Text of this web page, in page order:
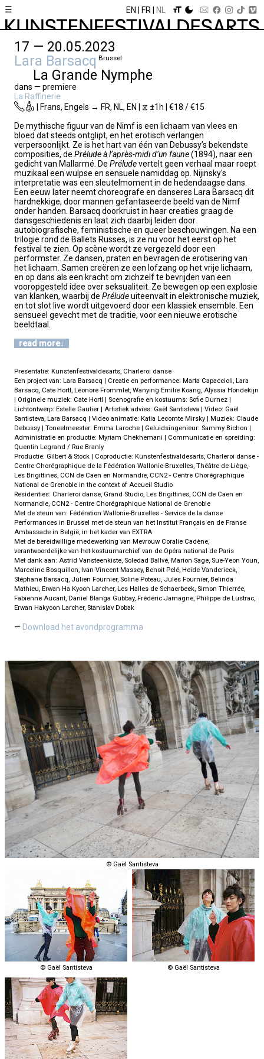
☰ EN FR NL
17 — 20.05.2023
Lara Barsacq Brussel
La Grande Nymphe
dans — premiere
La Raffinerie
| Frans, Engels → FR, NL, EN | ⧖ ±1h | €18 / €15
De mythische figuur van de Nimf is een lichaam van vlees en
bloed dat steeds ontglipt, en het erotisch verlangen
verpersoonlijkt. Ze is het hart van één van Debussy’s bekendste
composities, de Prélude à l’après-midi d’un faune(1894), naar een
gedicht van Mallarmé. De Préludevertelt geen verhaal maar roept
muzikaal een wulpse en sensuele namiddag op. Nijinsky's
interpretatie was een sleutelmoment in de hedendaagse dans.
Een eeuw later neemt choreografe en danseres Lara Barsacq dit
hardnekkige, door mannen gefantaseerde beeld van de Nimf
onder handen. Barsacq doorkruist in haar creaties graag de
dansgeschiedenis en laat zich daarbij leiden door
autobiografische, feministische en queer beschouwingen. Na een
trilogie rond de Ballets Russes, is ze nu voor het eerst op het
festival te zien. Op scène wordt ze vergezeld door een
performster. Ze dansen, praten en bevragen de erotisering van
het lichaam. Samen creëren ze een lofzang op het vrije lichaam,
en op dans als een kracht om zichzelf te bevrijden van een
vooropgesteld idee over seksualiteit. Ze bewegen op een explosie
van klanken, waarbij de Préludeuiteenvalt in elektronische muziek,
en tot slot live wordt uitgevoerd door een klassiek ensemble. Een
sensueel gevecht met de traditie, voor een nieuwe erotische
beeldtaal.
read more
Presentatie: Kunstenfestivaldesarts, Charleroi danse
Een project van: Lara Barsacq | Creatie en performance: Marta Capaccioli, Lara
Barsacq, Cate Hortl, Léonore Frommlet, Wanying Emilie Koang, Alyssia Hondekijn
| Originele muziek: Cate Hortl | Scenografie en kostuums: Sofie Durnez |
Lichtontwerp: Estelle Gautier | Artistiek advies: Gaël Santisteva | Video: Gaël
Santisteva, Lara Barsacq | Video animatie: Katia Lecomte Mirsky | Muziek: Claude
Debussy | Toneelmeester: Emma Laroche | Geluidsingenieur: Sammy Bichon |
Administratie en productie: Myriam Chekhemani | Communicatie en spreiding:
Quentin Legrand / Rue Branly
Productie: Gilbert & Stock | Coproductie: Kunstenfestivaldesarts, Charleroi danse -
Centre Chorégraphique de la Fédération Wallonie-Bruxelles, Théâtre de Liège,
Les Brigittines, CCN de Caen en Normandie, CCN2 - Centre Chorégraphique
National de Grenoble in the context of Accueil Studio
Residenties: Charleroi danse, Grand Studio, Les Brigittines, CCN de Caen en
Normandie, CCN2 - Centre Chorégraphique National de Grenoble
Met de steun van: Fédération Wallonie-Bruxelles - Service de la danse
Performances in Brussel met de steun van het Institut Français en de Franse
Ambassade in België, in het kader van EXTRA
Met de bereidwillige medewerking van Mevrouw Coralie Cadène,
verantwoordelijke van het kostuumarchief van de Opéra national de Paris
Met dank aan: Astrid Vansteenkiste, Soledad Ballvé, Marion Sage, Sue-Yeon Youn,
Marceline Bosquillon, Ivan-Vincent Massey, Benoit Pelé, Heide Vanderieck,
Stéphane Barsacq, Julien Fournier, Soline Poteau, Jules Fournier, Belinda
Mathieu, Erwan Ha Kyoon Larcher, Les Halles de Schaerbeek, Simon Thierrée,
Fabienne Aucant, Daniel Blanga Gubbay, Frédéric Jamagne, Philippe de Lustrac,
Erwan Hakyoon Larcher, Stanislav Dobak
Download het avondprogramma
© Gaël Santisteva
© Gaël Santisteva © Gaël Santisteva